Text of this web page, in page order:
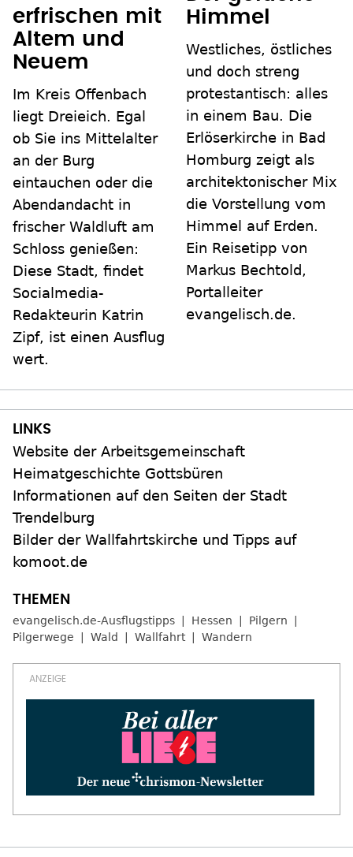
erfrischen mit
Altem und
Neuem
Im Kreis Offenbach
liegt Dreieich. Egal
ob Sie ins Mittelalter
an der Burg
eintauchen oder die
Abendandacht in
frischer Waldluft am
Schloss genießen:
Diese Stadt, findet
Socialmedia-
Redakteurin Katrin
Zipf, ist einen Ausflug
wert.
Himmel
Westliches, östliches
und doch streng
protestantisch: alles
in einem Bau. Die
Erlöserkirche in Bad
Homburg zeigt als
architektonischer Mix
die Vorstellung vom
Himmel auf Erden.
Ein Reisetipp von
Markus Bechtold,
Portalleiter
evangelisch.de.
Website der Arbeitsgemeinschaft
Heimatgeschichte Gottsbüren
Informationen auf den Seiten der Stadt
Trendelburg
Bilder der Wallfahrtskirche und Tipps auf
komoot.de
evangelisch.de-Ausflugstipps Hessen
Pilgern
Pilgerwege
Wald Wallfahrt Wandern